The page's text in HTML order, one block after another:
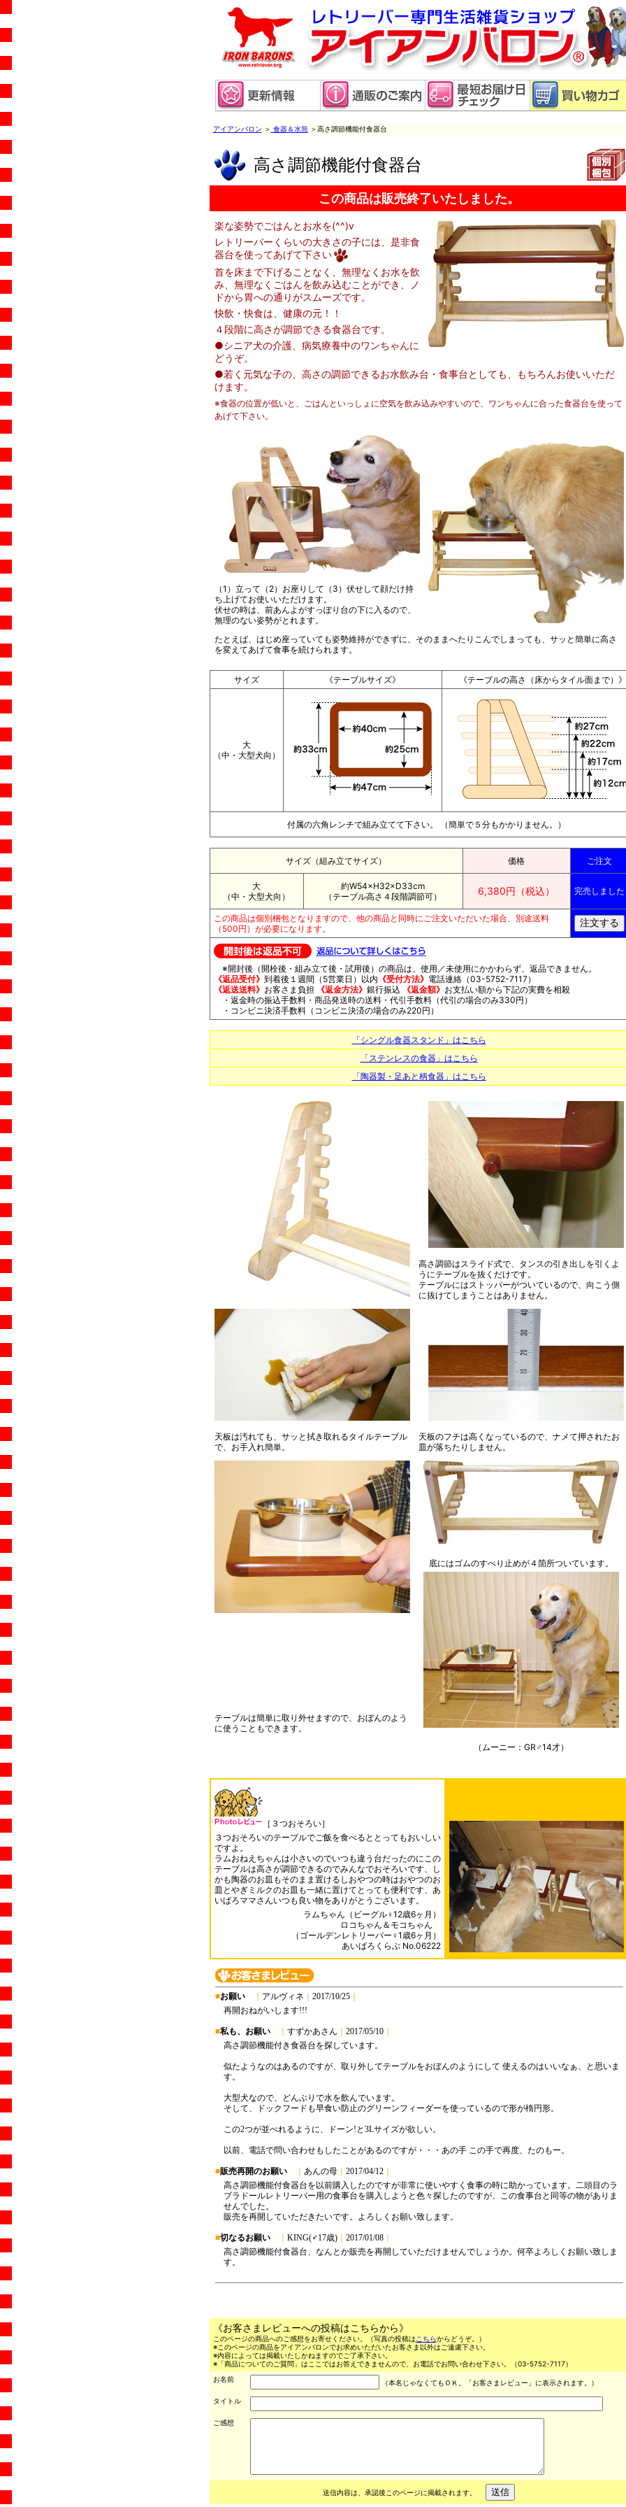
アイアンバロン ＞ 食器＆水筒＞高さ調節機能付食器台
高さ調節機能付食器台
この商品は販売終了いたしました。
楽な姿勢でごはんとお水を(^^)v
レトリーバーくらいの大きさの子には、是非食
器台を使ってあげて下さい
首を床まで下げることなく、無理なくお水を飲
み、無理なくごはんを飲み込むことができ、ノ
ドから胃への通りがスムーズです。
快飲・快食は、健康の元！！
４段階に高さが調節できる食器台です。
●シニア犬の介護、病気療養中のワンちゃんに
どうぞ。
●若く元気な子の、高さの調節できるお水飲み台・食事台としても、もちろんお使いいただ
けます。
※食器の位置が低いと、ごはんといっしょに空気を飲み込みやすいので、ワンちゃんに合った食器台を使って
あげて下さい。
（1）立って（2）お座りして（3）伏せして顔だけ持
ち上げてお使いいただけます。
伏せの時は、前あんよがすっぽり台の下に入るので、
無理のない姿勢がとれます。
たとえば、はじめ座っていても姿勢維持ができずに、そのままへたりこんでしまっても、サッと簡単に高さ
を変えてあげて食事を続けられます。
サイズ 《テーブルサイズ》 《テーブルの高さ（床からタイル面まで）》
大
（中・大型犬向）
付属の六角レンチで組み立てて下さい。 （簡単で５分もかかりません。）
サイズ（組み立てサイズ） 価格 ご注文
大
（中・大型犬向）
約W54×H32×D33cm
（テーブル高さ４段階調節可）
6,380円（税込） 完売しました
この商品は個別梱包となりますので、他の商品と同時にご注文いただいた場合、別途送料
（500円）が必要になります。
※開封後（開栓後・組み立て後・試用後）の商品は、使用／未使用にかかわらず、返品できません。
《返品受付》 到着後１週間（5営業日）以内 《受付方法》 電話連絡（03-5752-7117）
《返送送料》 お客さま負担 《返金方法》 銀行振込 《返金額》 お支払い額から下記の実費を相殺
・返金時の振込手数料・商品発送時の送料・代引手数料（代引の場合のみ330円）
・コンビニ決済手数料（コンビニ決済の場合のみ220円）
「シングル食器スタンド」はこちら
「ステンレスの食器」はこちら
「陶器製・足あと柄食器」はこちら
高さ調節はスライド式で、タンスの引き出しを引くよ
うにテーブルを抜くだけです。
テーブルにはストッパーがついているので、向こう側
に抜けてしまうことはありません。
天板は汚れても、サッと拭き取れるタイルテーブル
で、お手入れ簡単。
天板のフチは高くなっているので、ナメて押されたお
皿が落ちたりしません。
底にはゴムのすべり止めが４箇所ついています。
テーブルは簡単に取り外せますので、おぼんのよう
に使うこともできます。
（ムーニー：GR♂14才）
［３つおそろい］
３つおそろいのテーブルでご飯を食べるととってもおいしい
ですよ。
ラムおねえちゃんは小さいのでいつも違う台だったのにこの
テーブルは高さが調節できるのでみんなでおそろいです、し
かも陶器のお皿もそのまま置けるしおやつの時はおやつのお
皿とやぎミルクのお皿も一緒に置けてとっても便利です、あ
いばろママさんいつも良い物をありがとうございます。
ラムちゃん（ビーグル♀12歳6ヶ月）
ロコちゃん＆モコちゃん
（ゴールデンレトリーバー♀1歳6ヶ月）
あいばろくらぶ No.06222
《お客さまレビューへの投稿はこちらから》
このページの商品へのご感想をお寄せください。（写真の投稿は こちらからどうぞ。）
※このページの商品をアイアンバロンでお求めいただいたお客さま以外はご遠慮下さい。
※内容によっては掲載いたしかねますのでご了承下さい。
※「商品についてのご質問」はここではお答えできませんので、お電話でお問い合わせ下さい。（03-5752-7117）
お名前
（本名じゃなくてもＯＫ。「お客さまレビュー」に表示されます。）
タイトル
ご感想
送信内容は、承認後このページに掲載されます。